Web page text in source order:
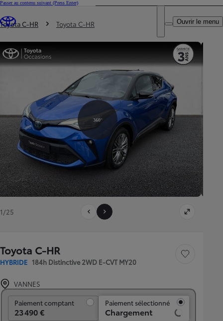
Passer au contenu suivant (Press Enter)
Trouvez un partenaire Toyota
DEALER NAME
Ouvrir le menu
Vous êtes ici
Toyota C-HR Toyota C-HR
360°
1/25
Toyota C-HR
HYBRIDE 184h Distinctive 2WD E-CVT MY20
Sauvegarder le
VANNES
Paiement comptant
23 490 €
Paiement sélectionné
Chargement